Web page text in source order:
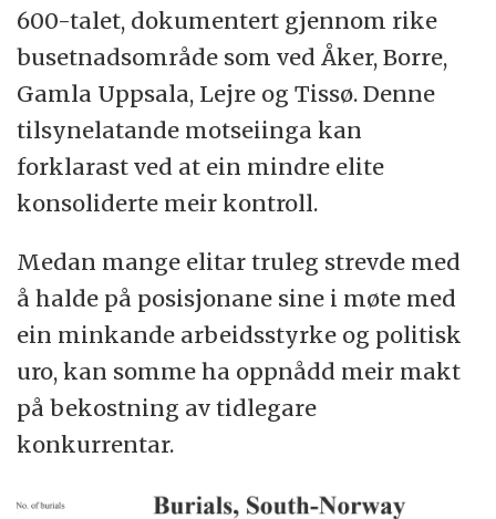
600-talet, dokumentert gjennom rike
busetnadsområde som ved Åker, Borre,
Gamla Uppsala, Lejre og Tissø. Denne
tilsynelatande motseiinga kan
forklarast ved at ein mindre elite
konsoliderte meir kontroll.
Medan mange elitar truleg strevde med
å halde på posisjonane sine i møte med
ein minkande arbeidsstyrke og politisk
uro, kan somme ha oppnådd meir makt
på bekostning av tidlegare
konkurrentar.